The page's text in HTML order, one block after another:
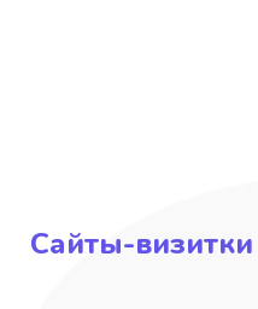
Сайты-визитки